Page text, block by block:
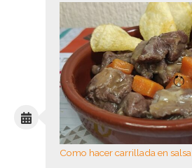
Como hacer carrillada en